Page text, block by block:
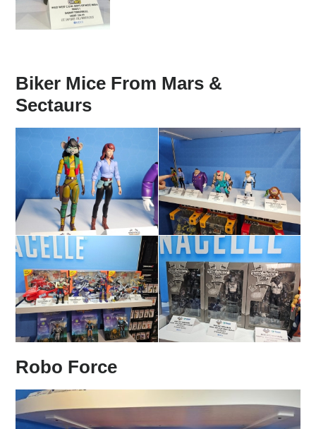
Biker Mice From Mars &
Sectaurs
Robo Force